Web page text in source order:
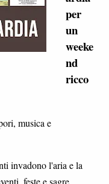
per
un
weeke
nd
ricco
musica e
invadono l'aria e la
feste e sagre